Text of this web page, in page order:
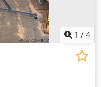
1 /4